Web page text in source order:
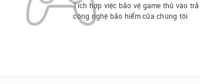
Tích hợp việc bảo vệ game thủ vào
công nghệ bảo hiểm của chúng tôi